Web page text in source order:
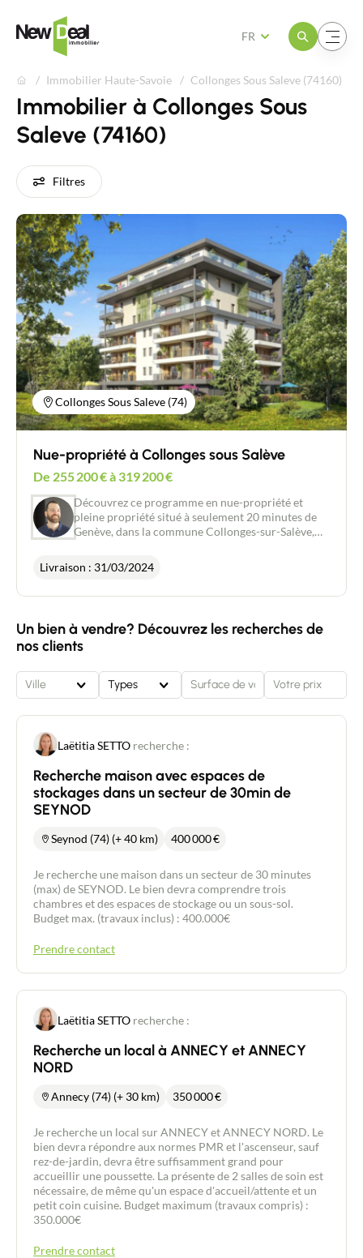
Ouvrir le menuOuvrir le menu
FR
Immobilier Haute-Savoie Collonges Sous Saleve (74160)
Immobilier à Collonges Sous
Saleve (74160)
Filtres
Collonges Sous Saleve (74)
Nue-propriété à Collonges sous Salève
De 255 200€à 319 200€
Découvrez ce programme en nue-propriété et
pleine propriété situé à seulement 20 minutes de
Genève, dans la commune Collonges-sur-Salève,
économiquement prospère qui compte environ
500 000 emplois. Cette charmante commune est
compétitif, avec une offre nettement inférieure à la
demande. En raison de sa popularité auprès des
investir dans une propriété en nue-propriété dans
le cœur du Genevois français.
Livraison : 31/03/2024
Un bien à vendre? Découvrez les recherches de
nos clients
Ville Types
Laëtitia SETTO recherche :
Recherche maison avec espaces de
stockages dans un secteur de 30min de
SEYNOD
Seynod (74) (+ 40 km) 400 000€
Je recherche une maison dans un secteur de 30 minutes
(max) de SEYNOD. Le bien devra comprendre trois
chambres et des espaces de stockage ou un sous-sol.
Budget max. (travaux inclus) : 400.000€
Prendre contact
Laëtitia SETTO recherche :
Recherche un local à ANNECY et ANNECY
NORD
Annecy (74) (+ 30 km) 350 000€
Je recherche un local sur ANNECY et ANNECY NORD. Le
bien devra répondre aux normes PMR et l'ascenseur, sauf
rez-de-jardin, devra être suffisamment grand pour
accueillir une poussette. La présente de 2 salles de soin est
nécessaire, de même qu'un espace d'accueil/attente et un
petit coin cuisine. Budget maximum (travaux compris) :
350.000€
Prendre contact